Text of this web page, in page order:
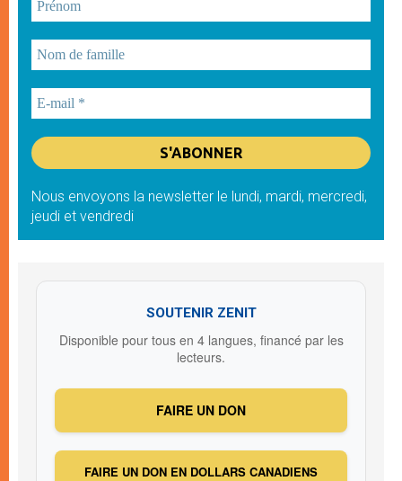
Nous envoyons la newsletter le lundi, mardi, mercredi,
jeudi et vendredi
SOUTENIR ZENIT
Disponible pour tous en 4 langues, financé par les
lecteurs.
FAIRE UN DON
FAIRE UN DON EN DOLLARS CANADIENS